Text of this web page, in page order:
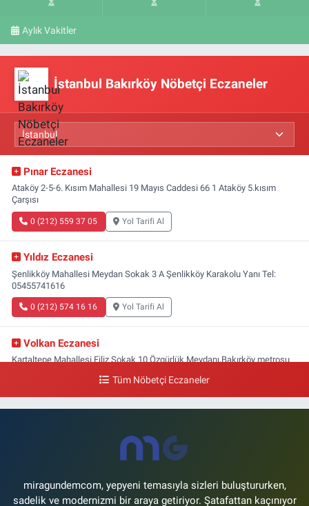
Aylık Vakitler
İstanbul Bakırköy Nöbetçi Eczaneler
Pınar Eczanesi
Ataköy 2-5-6. Kısım Mahallesi 19 Mayıs Caddesi 66 1 Ataköy 5.kısım
Çarşısı
0 (212) 559 37 05 Yol Tarifi Al
Yıldız Eczanesi
Şenlikköy Mahallesi Meydan Sokak 3 A Şenlikköy Karakolu Yanı Tel:
05455741616
0 (212) 574 16 16 Yol Tarifi Al
Volkan Eczanesi
Kartaltepe Mahallesi Filiz Sokak 10 Özgürlük Meydanı,Bakırköy metrosu
Yeşilköy Mahallesi Doğruyol Sokak 7 A Dürümcü Baba'nın Bir Alt
0 (212) 663 11 97
Tüm Nöbetçi Eczaneler
miragundemcom, yepyeni temasıyla sizleri buluştururken,
sadelik ve modernizmi bir araya getiriyor. Şatafattan kaçınıyor